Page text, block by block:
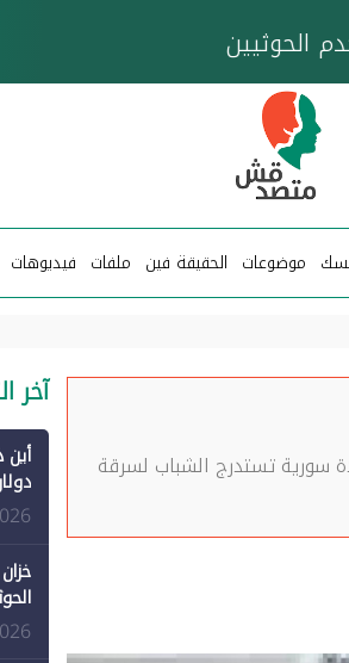
تتبع شبكة ناقلات وقود تخدم
موضوعات الحقيقة فين ملفات فيديوهات
تستدرج الشباب لسرقة
آخر